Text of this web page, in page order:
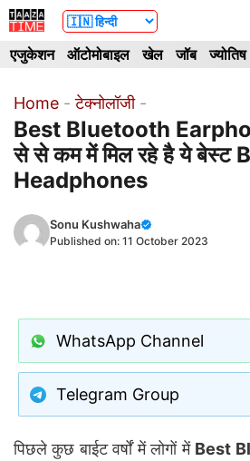
Skip
to
content
एजुकेशन ऑटोमोबाइल खेल जॉब ज्योतिष
Home -टेक्नोलॉजी-
Best Bluetooth
से से कम में मिल रहे है ये बेस्ट
Headphones
Sonu Kushwaha
Published on: 11 October 2023
WhatsApp Channel
Telegram Group
पिछले कुछ बाईट वर्षों में लोगों में Best